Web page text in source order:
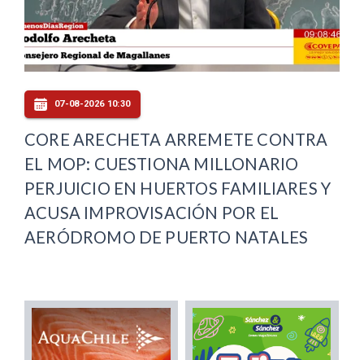
07-08-2026 10:30
CORE ARECHETA ARREMETE CONTRA
EL MOP: CUESTIONA MILLONARIO
PERJUICIO EN HUERTOS FAMILIARES Y
ACUSA IMPROVISACIÓN POR EL
AERÓDROMO DE PUERTO NATALES